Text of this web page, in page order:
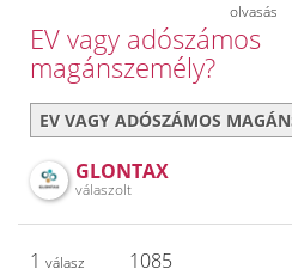
olvasás
EV vagy adószámos
magánszemély?
EV VAGY ADÓSZÁMOS
GLONTAX
válaszolt
1 válasz 1085